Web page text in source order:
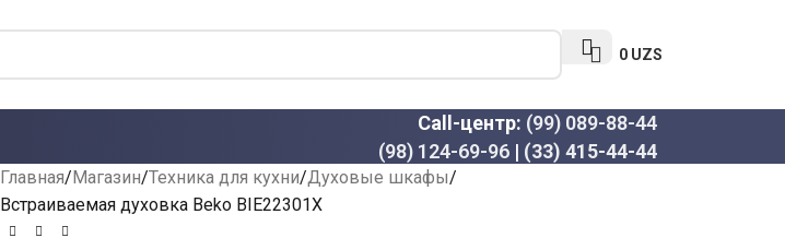
0 UZS
Call-центр: (99) 089-88-44
(98) 124-69-96 | (33) 415-44-44
Главная Магазин Техника для кухни Духовые шкафы
Встраиваемая духовка Beko BIE22301X